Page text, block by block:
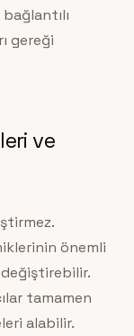
gereği
ve
önemli
tamamen
alabilir.